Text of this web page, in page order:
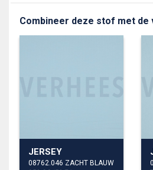
Combineer deze stof met
JERSEY
08762.046 ZACHT BLAUW